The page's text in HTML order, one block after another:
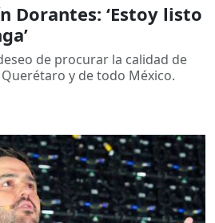
Dorantes: ‘Estoy listo
de procurar la calidad de
y de todo México.